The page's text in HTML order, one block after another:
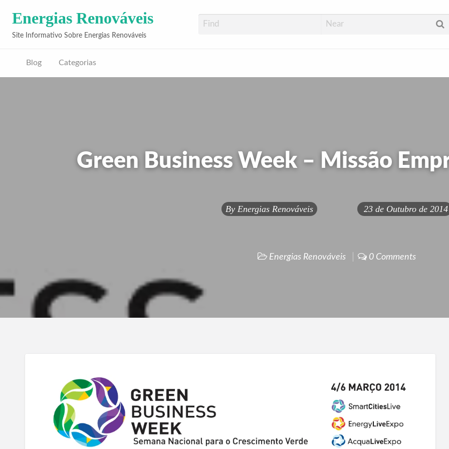
Energias Renováveis
Site Informativo Sobre Energias Renováveis
Blog Categorias
Green Business Week – Missão
By Energias Renováveis 23 de Outubro de 2014
Energias Renováveis 0 Comments